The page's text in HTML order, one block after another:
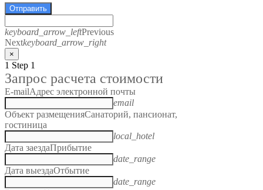
Отправить
keyboard_arrow_leftPrevious
Nextkeyboard_arrow_right
×
1 Step 1
Запрос расчета стоимости
E-mailАдрес электронной почты
email
Объект размещенияСанаторий, пансионат,
гостиница
local_hotel
Дата заездаПрибытие
date_range
Дата выездаОтбытие
date_range